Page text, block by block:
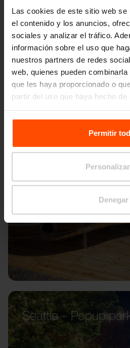
Las cookies de este sitio web se
el contenido y los anuncios,
sociales y analizar el tráfico.
información sobre el uso que
nuestros partners de redes
web, quienes pueden
que les haya proporcionado o
partir del uso que haya hecho de
Para más información, visite
Processing Personal Data.
Permitir
Personalizar
Denegar
Wien –
Seattle – Popup